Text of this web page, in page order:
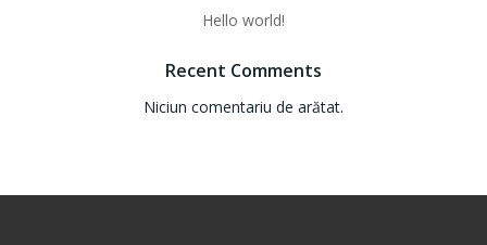
Hello world!
Recent Comments
Niciun comentariu de arătat.